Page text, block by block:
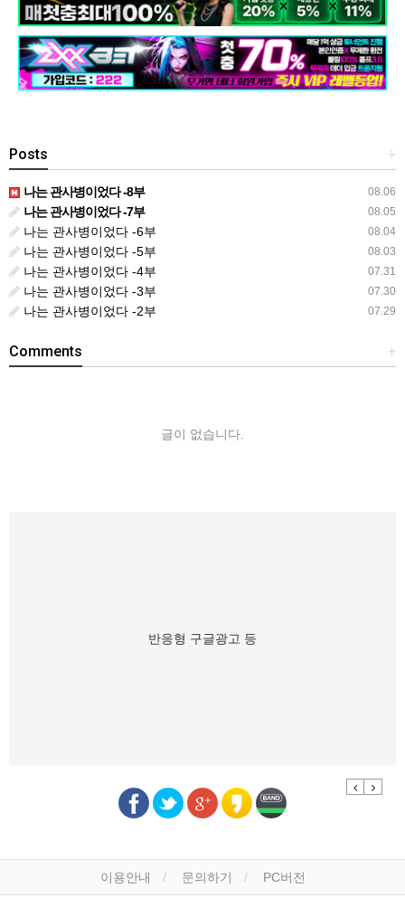
+
Posts
08.06
나는 관사병이었다 -8부
08.05
나는 관사병이었다 -7부
08.04
나는 관사병이었다 -6부
08.03
나는 관사병이었다 -5부
07.31
나는 관사병이었다 -4부
07.30
나는 관사병이었다 -3부
07.29
나는 관사병이었다 -2부
+
Comments
글이 없습니다.
반응형 구글광고 등
Previous
Next
이용안내 문의하기 PC버전